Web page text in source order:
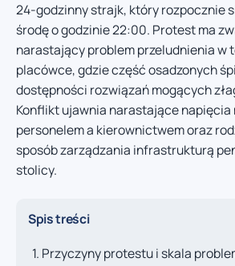
24-godzinny strajk, który rozpocznie
środę o godzinie 22:00. Protest ma
narastający problem przeludnienia w
placówce, gdzie część osadzonych
dostępności rozwiązań mogących
Konflikt ujawnia narastające napięcia
personelem a kierownictwem oraz
sposób zarządzania infrastrukturą
stolicy.
Spis treści
Przyczyny protestu i skala